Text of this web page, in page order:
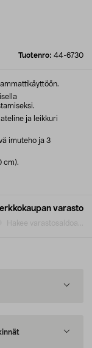
Tuotenro: 44-6730
varasto
Hakee varastosaldoa...
ja leikkuri
imuteho ja 3
cm).